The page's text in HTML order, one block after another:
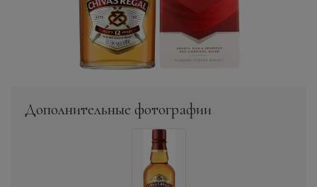
Дополнительные фотографии